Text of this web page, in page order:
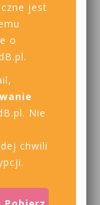
jest
o
Nie
chwili